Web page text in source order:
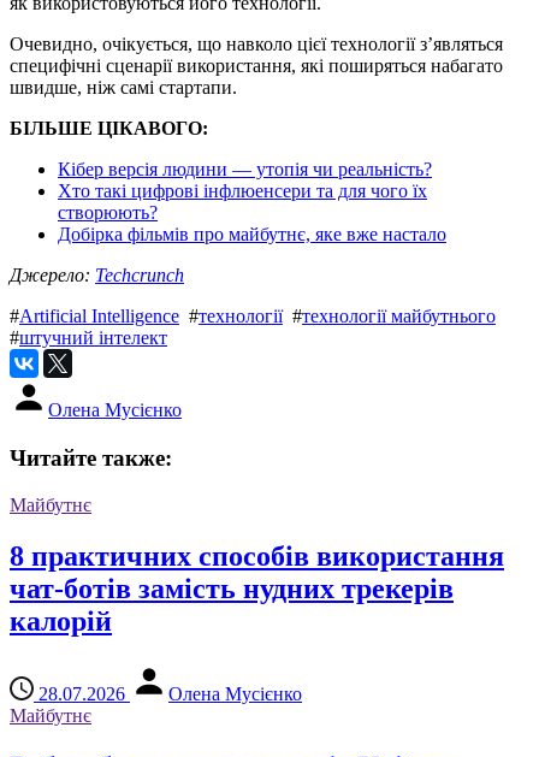
Очевидно, очікується, що навколо цієї технології з’являться
специфічні сценарії використання, які поширяться набагато
швидше, ніж самі стартапи.
БІЛЬШЕ ЦІКАВОГО:
Кібер версія людини — утопія чи реальність?
Хто такі цифрові інфлюенсери та для чого їх
створюють?
Добірка фільмів про майбутнє, яке вже настало
Джерело: Techcrunch
#Artificial Intelligence #технології#технології майбутнього
#штучний інтелект
Олена Мусієнко
Читайте также:
Майбутнє
8 практичних способів використання
чат-ботів замість нудних трекерів
калорій
28.07.2026
Олена Мусієнко
Майбутнє